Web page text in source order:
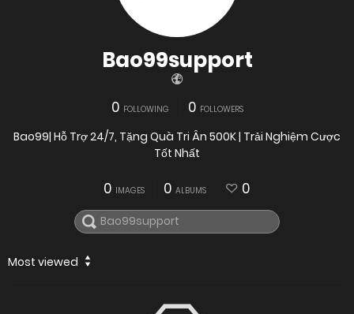
Bao99support
0 FOLLOWING 0 FOLLOWERS
Bao99| Hỗ Trợ 24/7, Tặng Quà Tri Ân 500K | Trải Nghiệm Cược
Tốt Nhất
0 IMAGES 0 ALBUMS 0
Most viewed